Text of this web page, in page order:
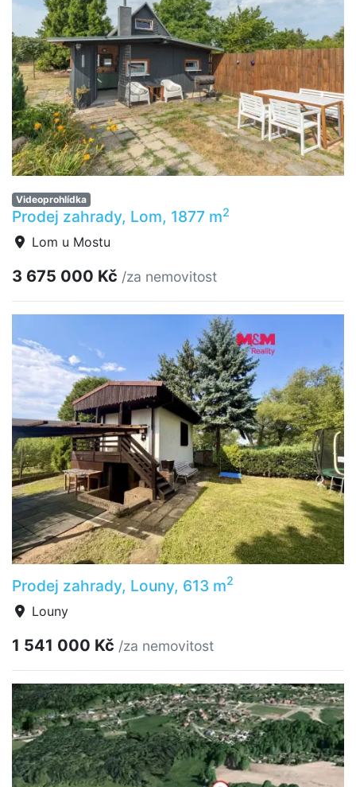
Videoprohlídka
Prodej zahrady, Lom, 1877 m2
Lom u Mostu
3 675 000 Kč /za nemovitost
Prodej zahrady, Louny, 613 m2
Louny
1 541 000 Kč /za nemovitost